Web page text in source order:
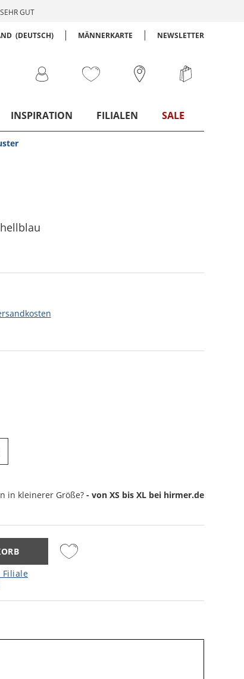
GUT
(DEUTSCH) MÄNNERKARTE NEWSLETTER
INSPIRATION FILIALEN SALE
in kleinerer Größe? - von XS bis XL bei hirmer.de
Filiale